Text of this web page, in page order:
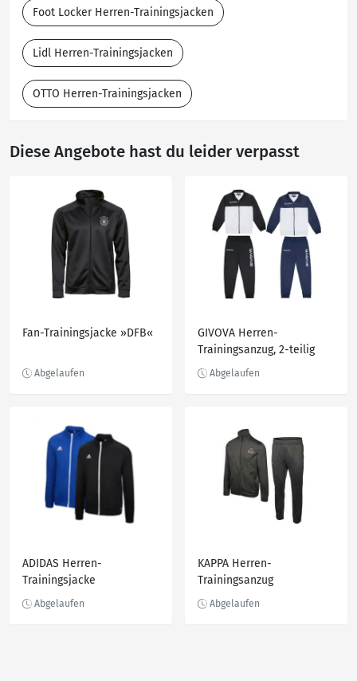
Foot Locker Herren-Trainingsjacken
Lidl Herren-Trainingsjacken
OTTO Herren-Trainingsjacken
Diese Angebote hast du leider verpasst
Fan-Trainingsjacke »DFB«
GIVOVA Herren-
Trainingsanzug, 2-teilig
ADIDAS Herren-
Trainingsjacke
KAPPA Herren-
Trainingsanzug